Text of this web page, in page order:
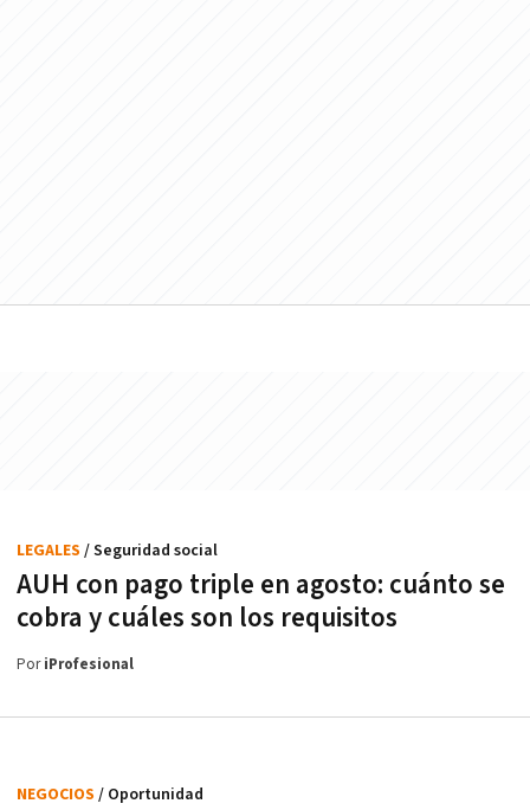
AUH con pago triple en agosto: cuánto se
cobra y cuáles son los requisitos
LEGALES / Seguridad social
PoriProfesional
NEGOCIOS / Oportunidad